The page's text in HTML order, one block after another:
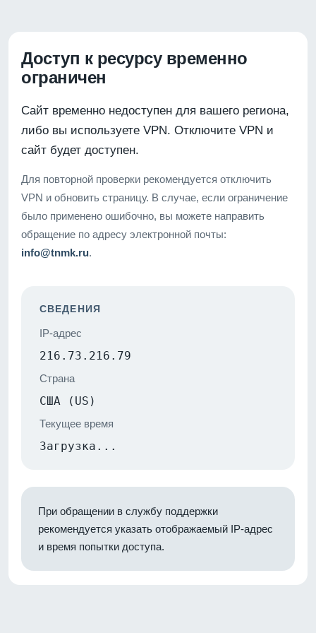
Доступ к ресурсу временно
ограничен
Сайт временно недоступен для вашего региона,
либо вы используете VPN. Отключите VPN и
сайт будет доступен.
Для повторной проверки рекомендуется отключить
VPN и обновить страницу. В случае, если ограничение
было применено ошибочно, вы можете направить
обращение по адресу электронной почты:
info@tnmk.ru.
СВЕДЕНИЯ
IP-адрес
216.73.216.79
Страна
США (US)
Текущее время
Загрузка...
При обращении в службу поддержки
рекомендуется указать отображаемый IP-адрес
и время попытки доступа.